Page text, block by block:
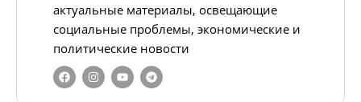
актуальные материалы, освещающие
социальные проблемы, экономические и
политические новости